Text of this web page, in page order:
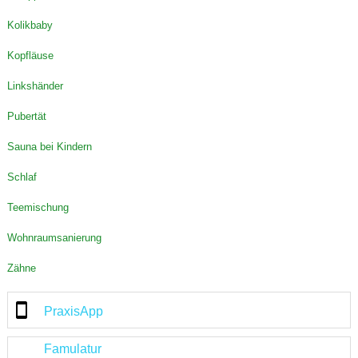
Kolikbaby
Kopfläuse
Linkshänder
Pubertät
Sauna bei Kindern
Schlaf
Teemischung
Wohnraumsanierung
Zähne
PraxisApp
Famulatur